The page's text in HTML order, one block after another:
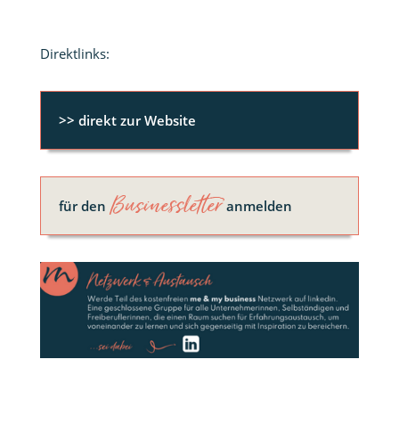
Direktlinks:
>> direkt zur Website
für den Businessletteranmelden